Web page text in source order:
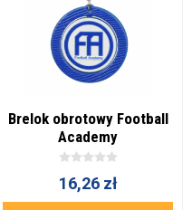
Brelok obrotowy Football
Academy
16,26 zł